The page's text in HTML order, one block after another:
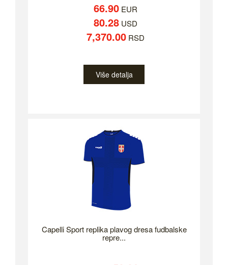
66.90EUR
80.28USD
7,370.00RSD
Više detalja
Capelli Sport replika plavog dresa fudbalske
repre...